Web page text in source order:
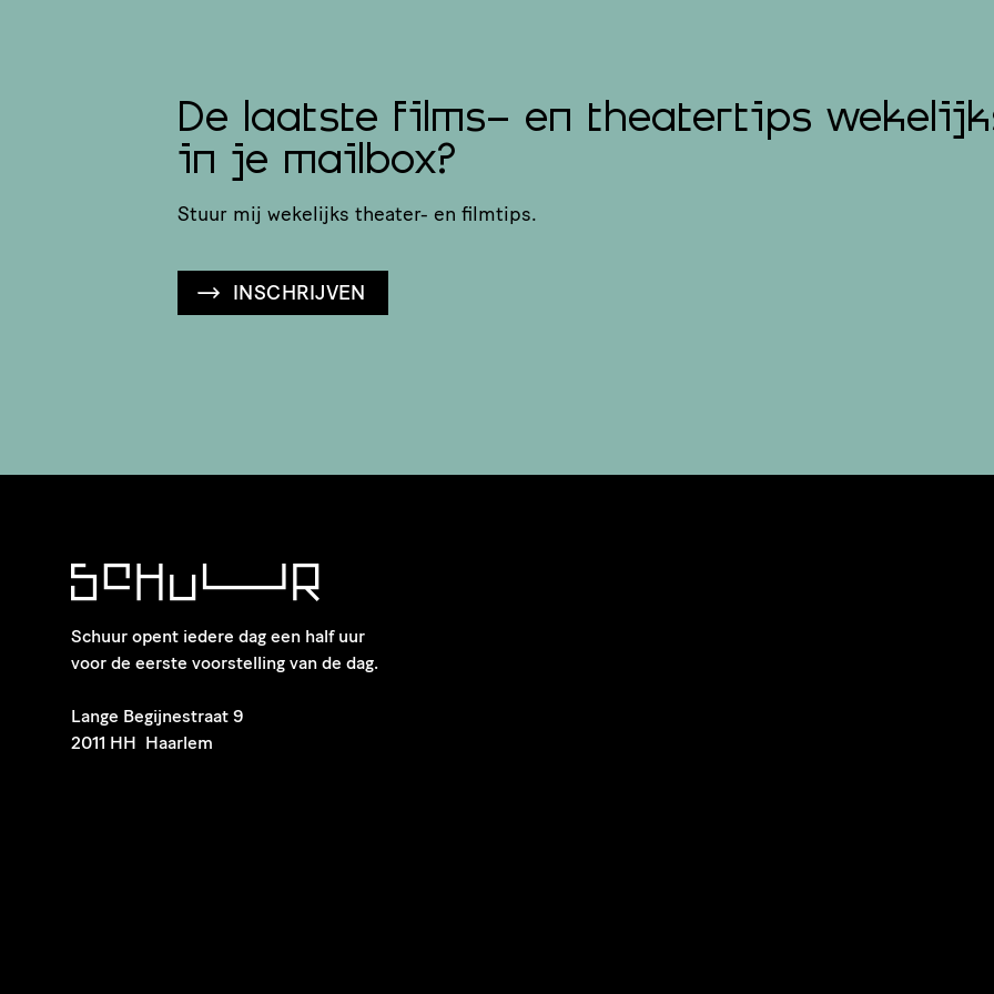
De laatste films- en theatertips
in je mailbox?
Stuur mij wekelijks theater- en filmtips.
INSCHRIJVEN
Schuur opent iedere dag een half uur
voor de eerste voorstelling van de dag.
​Lange Begijnestraat 9
2011 HH Haarlem